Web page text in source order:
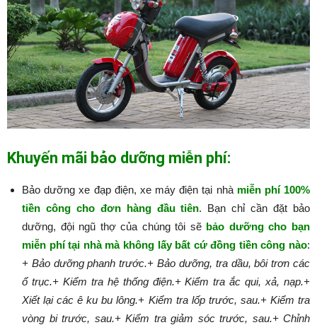
Khuyến mãi bảo dưỡng miễn phí:
Bảo dưỡng xe đạp điện, xe máy điện tại nhà miễn phí 100%
tiền công cho đơn hàng đầu tiên. Bạn chỉ cần đặt bảo
dưỡng, đội ngũ thợ của chúng tôi sẽ bảo dưỡng cho bạn
miễn phí tại nhà mà không lấy bất cứ đồng tiền công nào:​​​​​
+ Bảo dưỡng phanh trước.+ Bảo dưỡng, tra dầu, bôi trơn các
ổ trục.+ Kiểm tra hệ thống điện.+ Kiểm tra ắc qui, xả, nạp.+
Xiết lại các ê ku bu lông.+ Kiểm tra lốp trước, sau.+ Kiểm tra
vòng bi trước, sau.+ Kiểm tra giảm sóc trước, sau.+ Chỉnh